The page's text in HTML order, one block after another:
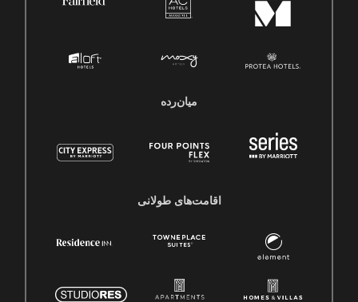
میان‌رده
اقامت‌های طولانی